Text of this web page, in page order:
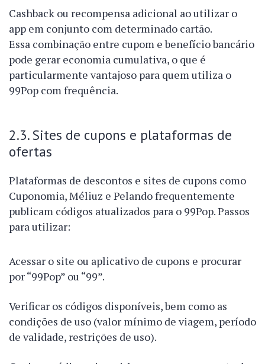
Cashback ou recompensa adicional ao utilizar o
app em conjunto com determinado cartão.
Essa combinação entre cupom e benefício bancário
pode gerar economia cumulativa, o que é
particularmente vantajoso para quem utiliza o
99Pop com frequência.
2.3. Sites de cupons e plataformas de
ofertas
Plataformas de descontos e sites de cupons como
Cuponomia, Méliuz e Pelando frequentemente
publicam códigos atualizados para o 99Pop. Passos
para utilizar:
Acessar o site ou aplicativo de cupons e procurar
por “99Pop” ou “99”.
Verificar os códigos disponíveis, bem como as
condições de uso (valor mínimo de viagem, período
de validade, restrições de uso).